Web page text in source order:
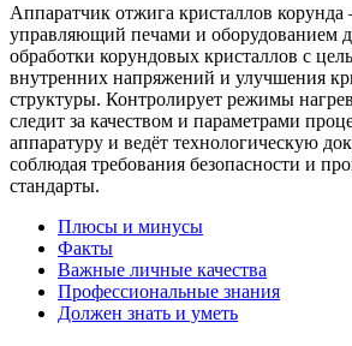
Аппаратчик отжига кристаллов
управляющий печами и оборудованием
обработки корундовых кристаллов с
внутренних напряжений и улучшения
структуры. Контролирует режимы
следит за качеством и параметрами
аппаратуру и ведёт технологическую
соблюдая требования безопасности и
стандарты.
Плюсы и минусы
Факты
Важные личные качества
Профессиональные знания
Должен знать и уметь